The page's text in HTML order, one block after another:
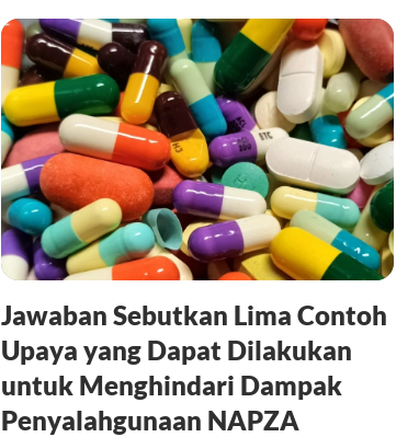
Jawaban Sebutkan Lima Contoh
Upaya yang Dapat Dilakukan
untuk Menghindari Dampak
Penyalahgunaan NAPZA